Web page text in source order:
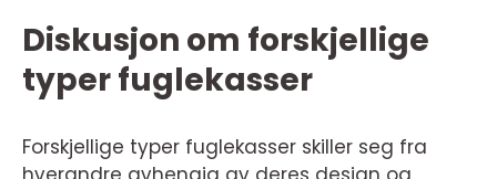
Diskusjon om forskjellige
typer fuglekasser
Forskjellige typer fuglekasser skiller seg fra